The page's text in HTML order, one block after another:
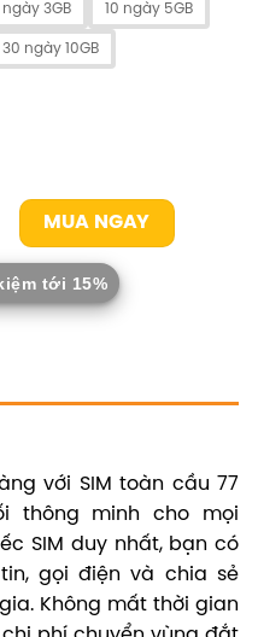
ngày 3GB 10 ngày 5GB
30 ngày 10GB
MUA NGAY
tới 15%
với SIM toàn cầu 77
thông minh cho mọi
SIM duy nhất, bạn có
gọi điện và chia sẻ
Không mất thời gian